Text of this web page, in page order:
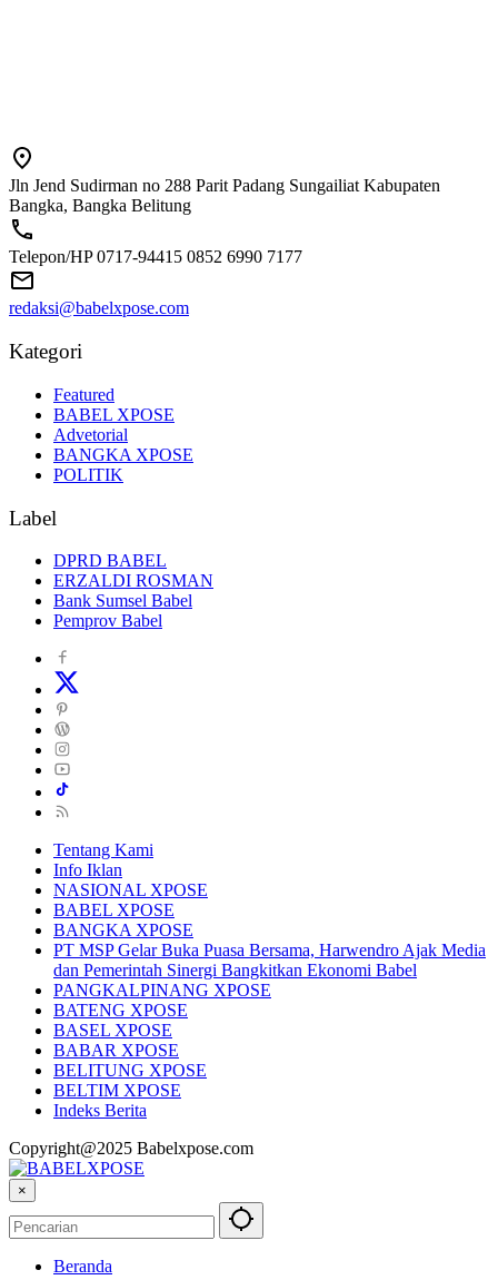
Jln Jend Sudirman no 288 Parit Padang Sungailiat Kabupaten
Bangka, Bangka Belitung
Telepon/HP 0717-94415 0852 6990 7177
redaksi@babelxpose.com
Kategori
Featured
BABEL XPOSE
Advetorial
BANGKA XPOSE
POLITIK
Label
DPRD BABEL
ERZALDI ROSMAN
Bank Sumsel Babel
Pemprov Babel
Tentang Kami
Info Iklan
NASIONAL XPOSE
BABEL XPOSE
BANGKA XPOSE
PT MSP Gelar Buka Puasa Bersama, Harwendro Ajak Media
dan Pemerintah Sinergi Bangkitkan Ekonomi Babel
PANGKALPINANG XPOSE
BATENG XPOSE
BASEL XPOSE
BABAR XPOSE
BELITUNG XPOSE
BELTIM XPOSE
Indeks Berita
Copyright@2025 Babelxpose.com
×
Beranda